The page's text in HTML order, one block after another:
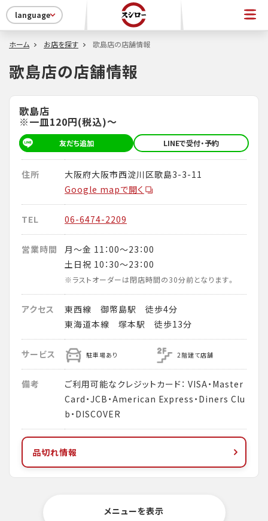
language
ホーム お店を探す 歌島店の店舗情報
歌島店の店舗情報
歌島店
※一皿120円(税込)～
友だち追加 LINEで受付・予約
住所
大阪府大阪市西淀川区歌島3-3-11
Google mapで開く
TEL 06-6474-2209
営業時間
月～金 11：00～23：00
土日祝 10：30～23：00
※ラストオーダーは閉店時間の30分前となります。
アクセス
東西線 御幣島駅 徒歩4分
東海道本線 塚本駅 徒歩13分
サービス 駐車場あり 2階建て店舗
備考
ご利用可能なクレジットカード： VISA・Master
Card・JCB・American Express・Diners Clu
b・DISCOVER
品切れ情報
メニューを表示